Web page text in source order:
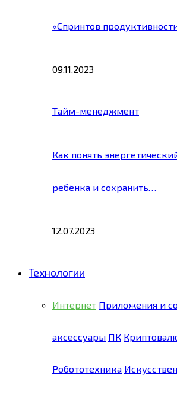
«Спринтов
09.11.2023
Тайм-менеджмент
Как понять
ребёнка и сохранить…
12.07.2023
Технологии
Интернет Приложения и
аксессуары ПК
Робототехника